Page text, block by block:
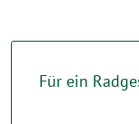
Für ein